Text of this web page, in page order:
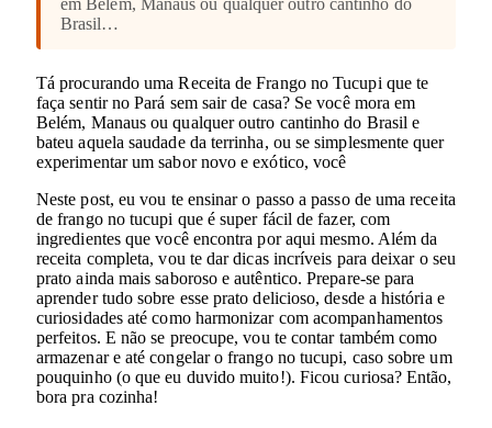
em Belém, Manaus ou qualquer outro cantinho do
Brasil…
Tá procurando uma Receita de Frango no Tucupi que te
faça sentir no Pará sem sair de casa? Se você mora em
Belém, Manaus ou qualquer outro cantinho do Brasil e
bateu aquela saudade da terrinha, ou se simplesmente quer
experimentar um sabor novo e exótico, você
Neste post, eu vou te ensinar o passo a passo de uma receita
de frango no tucupi que é super fácil de fazer, com
ingredientes que você encontra por aqui mesmo. Além da
receita completa, vou te dar dicas incríveis para deixar o seu
prato ainda mais saboroso e autêntico. Prepare-se para
aprender tudo sobre esse prato delicioso, desde a história e
curiosidades até como harmonizar com acompanhamentos
perfeitos. E não se preocupe, vou te contar também como
armazenar e até congelar o frango no tucupi, caso sobre um
pouquinho (o que eu duvido muito!). Ficou curiosa? Então,
bora pra cozinha!